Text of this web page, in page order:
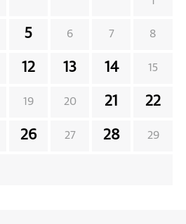
5 6 7 8
12 13 14 15
19 20 21 22
26 27 28 29